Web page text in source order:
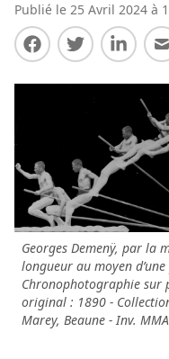
Publié le 25 Avril 2024 à
Partager surPartager sur
Georges Demenÿ, par la
longueur au moyen
Chronophotographie sur
original : 1890 -
Marey, Beaune - Inv.